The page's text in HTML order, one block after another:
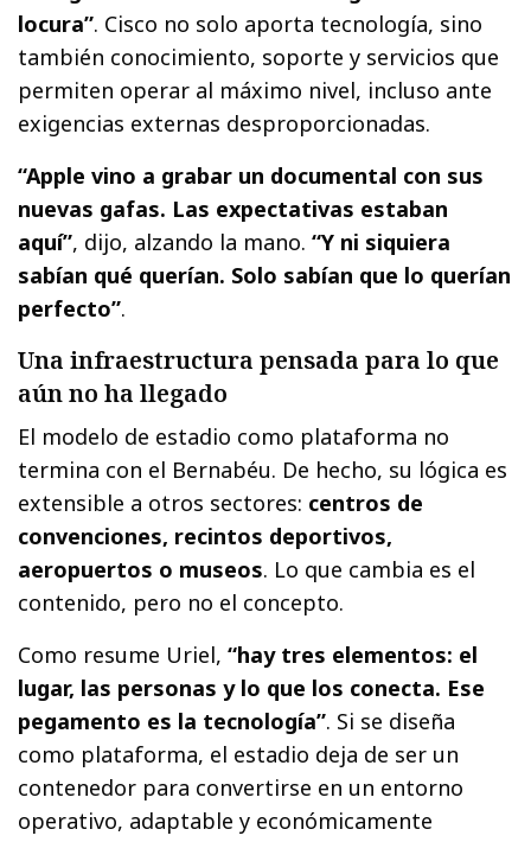
locura”. Cisco no solo aporta tecnología, sino
también conocimiento, soporte y servicios que
permiten operar al máximo nivel, incluso ante
exigencias externas desproporcionadas.
“Apple vino a grabar un documental con sus
nuevas gafas. Las expectativas estaban
aquí”, dijo, alzando la mano.“Y ni siquiera
sabían qué querían. Solo sabían que lo querían
perfecto”.
Una infraestructura pensada para lo que
aún no ha llegado
El modelo de estadio como plataforma no
termina con el Bernabéu. De hecho, su lógica es
extensible a otros sectores: centros de
convenciones, recintos deportivos,
aeropuertos o museos. Lo que cambia es el
contenido, pero no el concepto.
Como resume Uriel,“hay tres elementos: el
lugar, las personas y lo que los conecta. Ese
pegamento es la tecnología”. Si se diseña
como plataforma, el estadio deja de ser un
contenedor para convertirse en un entorno
operativo, adaptable y económicamente